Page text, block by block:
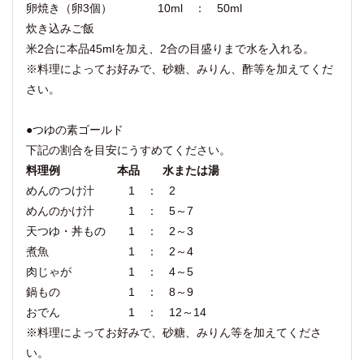
卵焼き（卵3個） 10ml ： 50ml
炊き込みご飯
米2合に本品45mlを加え、2合の目盛りまで水を入れる。
※料理によってお好みで、砂糖、みりん、酢等を加えてくだ
さい。
●つゆの素ゴールド
下記の割合を目安にうすめてください。
料理例 本品 水または湯
めんのつけ汁 1 ： 2
めんのかけ汁 1 ： 5～7
天つゆ・丼もの 1 ： 2～3
煮魚 1 ： 2～4
肉じゃが 1 ： 4～5
鍋もの 1 ： 8～9
おでん 1 ： 12～14
※料理によってお好みで、砂糖、みりん等を加えてくださ
い。